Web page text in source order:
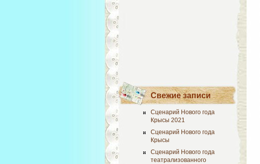
Свежие записи
Сценарий Нового года
Крысы 2021
Сценарий Нового года
Крысы
Сценарий Нового года
театрализованного